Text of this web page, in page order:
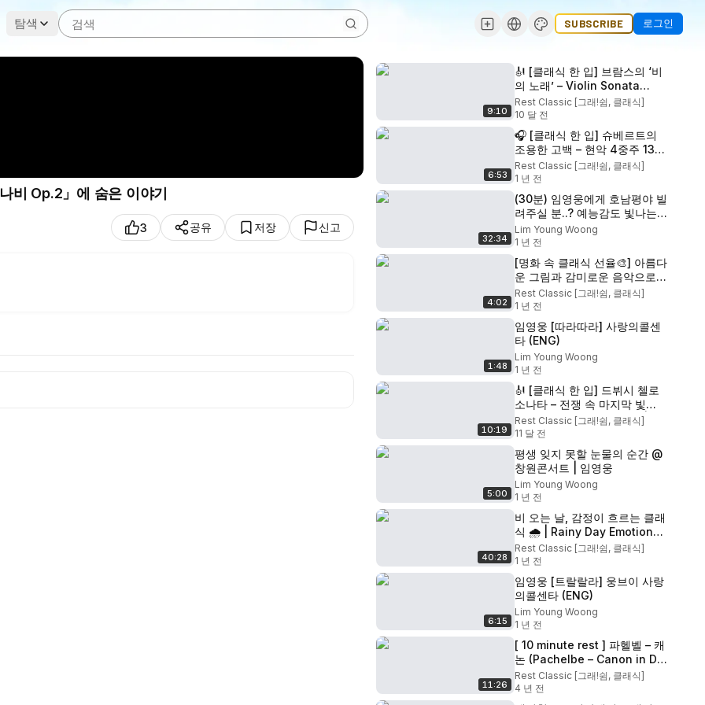
탐색 SUBSCRIBE 로그인
비 Op.2」에 숨은 이야기
3 공유 저장 신고
9:10
🎻 [클래식 한 입] 브람스의 ‘비
의 노래’ – Violin Sonata
No.1, Regenlied Sonata
(Brahms | Rain Song Story)
Rest Classic [그래!쉼, 클래식]
10 달 전
6:53
🎧 [클래식 한 입] 슈베르트의
조용한 고백 – 현악 4중주 13번
2악장 #슈베르트 명곡 #현악 4
중주 추천 #로자문데 음악
Rest Classic [그래!쉼, 클래식]
1 년 전
32:34
(30분) 임영웅에게 호남평야 빌
려주실 분..? 예능감도 빛나는
국민가수 임영웅 아형 모음💙｜
아는 형님｜JTBC 200523 방
송 외
Lim Young Woong
1 년 전
4:02
[명화 속 클래식 선율🎨] 아름다
운 그림과 감미로운 음악으로
떠나는 힐링 여행 #명화 #클래
식 #힐링 #미술관 #음악추천
Rest Classic [그래!쉼, 클래식]
1 년 전
1:48
임영웅 [따라따라] 사랑의콜센
타 (ENG)
Lim Young Woong
1 년 전
10:19
🎻 [클래식 한 입] 드뷔시 첼로
소나타 – 전쟁 속 마지막 빛
(Debussy Cello Sonata |
Shadows of War &Beauty)
Rest Classic [그래!쉼, 클래식]
11 달 전
5:00
평생 잊지 못할 눈물의 순간 @
창원콘서트 | 임영웅
Lim Young Woong
1 년 전
40:28
비 오는 날, 감정이 흐르는 클래
식 🌧️ | Rainy Day Emotional
Classical Playlist for a
Gentle Heart #힐링음악 #감
성클래식
Rest Classic [그래!쉼, 클래식]
1 년 전
6:15
임영웅 [트랄랄라] 웅브이 사랑
의콜센타 (ENG)
Lim Young Woong
1 년 전
11:26
[ 10 minute rest ] 파헬벨 – 캐
논 (Pachelbe – Canon in D
Major) 마음이편안해지는음악
ㅣ 캐논변주곡 ㅣ 행복한클래식
#클래식음악연속듣기
Rest Classic [그래!쉼, 클래식]
4 년 전